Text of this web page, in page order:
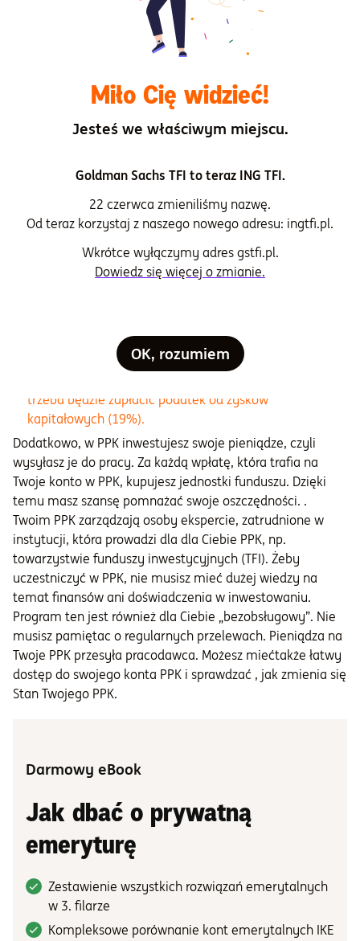
Nie musisz się więc obawiać, że „przepadną”.
Jeśli będziesz potrzebować pieniędzy z PPK, zawsze
przypadkach możesz to zrobić na preferowanych
Jeśli będziesz potrzebowac oszczedności z PPK na
25% zgromadzonej sumy. Nie musisz ich oddawać do
Pieniądze z PPK możesz wykorzystać je także na
nieruchomości(np. domu czy mieszkania). Jednak
wtedy musisz je zwrócić na swój rachunek w PPK w
dowolnym momencie.
Pamiętaj jednak, że wtedy
tracisz dopłaty od państwa, 30% składek pracodawcy
trzeba będzie zapłacić podatek od zysków
kapitałowych (19%).
Dodatkowo, w PPK inwestujesz swoje pieniądze, czyli
wysyłasz je do pracy. Za każdą wpłatę, która trafia na
Twoje konto w PPK, kupujesz jednostki funduszu. Dzięki
temu masz szansę pomnażać swoje oszczędności. .
Twoim PPK zarządzają osoby ekspercie, zatrudnione w
instytucji, która prowadzi dla dla Ciebie PPK, np.
towarzystwie funduszy inwestycyjnych (TFI). Żeby
uczestniczyć w PPK, nie musisz mieć dużej wiedzy na
temat finansów ani doświadczenia w inwestowaniu.
Program ten jest również dla Ciebie „bezobsługowy”. Nie
musisz pamiętac o regularnych przelewach. Pieniądza na
Twoje PPK przesyła pracodawca. Możesz miećtakże łatwy
dostęp do swojego konta PPK i sprawdzać , jak zmienia się
Stan Twojego PPK.
Darmowy eBook
Jak dbać o prywatną
emeryturę
Zestawienie wszystkich rozwiązań emerytalnych
w 3. filarze
Kompleksowe porównanie kont emerytalnych IKE
Miło Cię widzieć!
Jesteś we właściwym miejscu.
Goldman Sachs TFI to teraz ING TFI.
22 czerwca zmieniliśmy nazwę.
Od teraz korzystaj z naszego nowego adresu: ingtfi.pl.
Wkrótce wyłączymy adres gstfi.pl.
Dowiedz się więcej o zmianie.
OK, rozumiem